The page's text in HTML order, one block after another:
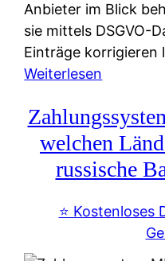
Anbieter im Blick
sie mittels DSGVO-
Einträge korrigieren
Weiterlesen
c
h
u
f
-
welchen
russische
⭐️ Kostenloses